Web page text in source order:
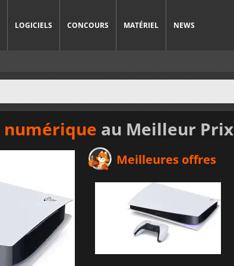
LOGICIELS CONCOURS MATÉRIEL NEWS
numérique au Meilleur Prix
Meilleures offres